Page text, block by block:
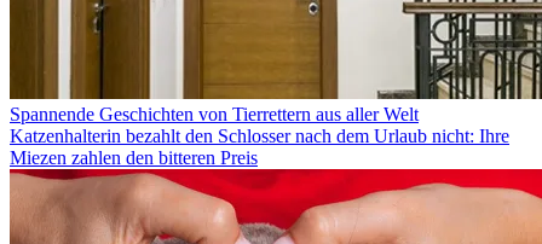
Spannende Geschichten von Tierrettern aus aller Welt
Katzenhalterin bezahlt den Schlosser nach dem Urlaub nicht: Ihre
Miezen zahlen den bitteren Preis